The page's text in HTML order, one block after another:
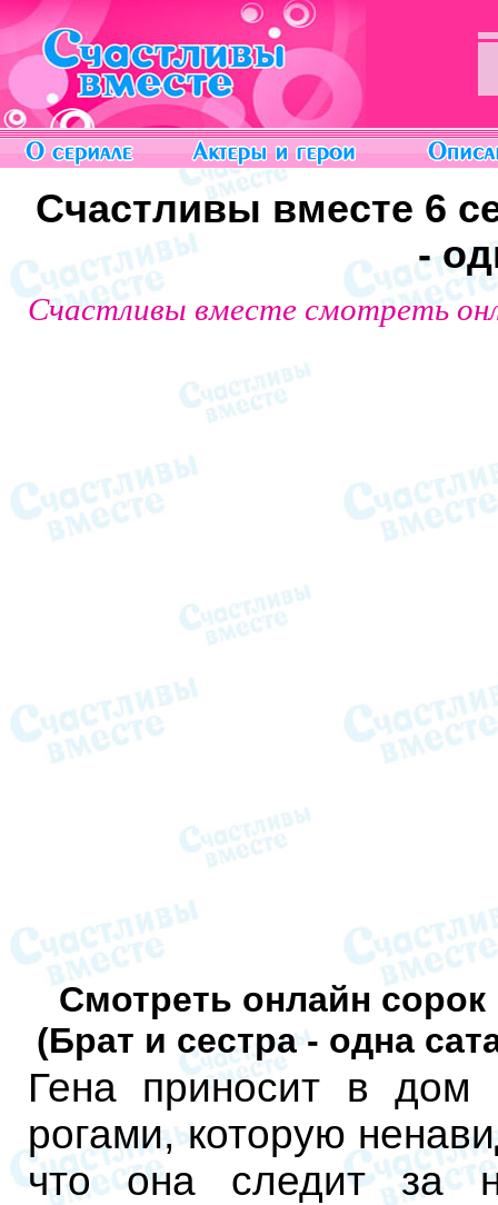
Счастливы вместе 6
-
Счастливы вместе смотреть
Смотреть онлайн
(Брат и сестра - одна
Гена приносит в дом
рогами, которую
что она следит за